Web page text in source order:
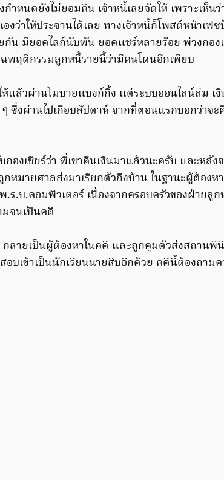
ำหนดยังไม่ยอมคืน เจ้าหนี้เลยจัดให้ เพราะเห็น
ว่าให้ประจานได้เลย ทางเจ้าหนี้ก็โพสต์หน้าเฟซ
กัน มียอดไลก์นับพัน ยอดแชร์หลายร้อย พ่วงกอง
พฤติกรรมลูกหนี้รายนี้ว่ามีคนโดนอีกเพียบ
แล้วผ่านโมบายแบงก์กิ้ง แต่ระบบออนไลน์ล่ม เงิ
ซึ่งผ่านไปเกือบสัปดาห์ จากที่ตอนแรกบอกว่าจะ
กองเชียร์ว่า พี่เขาคืนเงินมาแล้วนะครับ และหลัง
หมายศาลส่งมาเรียกตัวถึงบ้าน ในฐานะผู้ต้อง
.บ.คอมพิวเตอร์ เนื่องจากครอบครัวของฝ่ายลู
มจนเป็นคดี
ลายเป็นผู้ต้องหาในคดี และถูกคุมตัวส่งสถานพิ
อบเข้าเป็นนักเรียนนายสิบอีกด้วย คดีนี้ต้องถาม